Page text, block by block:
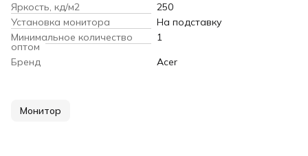
Яркость, кд/м2
250
Установка монитора
На подставку
Минимальное количество
оптом
1
Бренд
Acer
Монитор